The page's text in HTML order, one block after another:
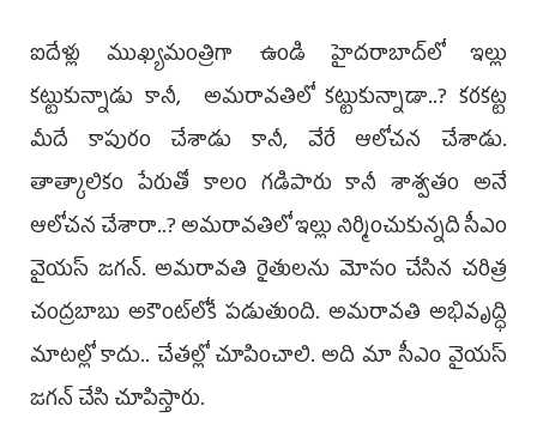
ఐదేళ్లు ముఖ్యమంత్రిగా ఉండి హైదరాబాద్‌లో ఇల్లు
కట్టుకున్నాడు కానీ, అమరావతిలో కట్టుకున్నాడా..? కరకట్ట
మీదే కాపురం చేశాడు కానీ, వేరే ఆలోచన చేశాడు.
తాత్కాలికం పేరుతో కాలం గడిపారు కానీ శాశ్వతం అనే
ఆలోచన చేశారా..? అమరావతిలో ఇల్లు నిర్మించుకున్నది సీఎం
వైయస్‌ జగన్‌. అమరావతి రైతులను మోసం చేసిన చరిత్ర
చంద్రబాబు అకౌంట్‌లోకే పడుతుంది. అమరావతి అభివృద్ధి
మాటల్లో కాదు.. చేతల్లో చూపించాలి. అది మా సీఎం వైయస్‌
జగన్‌ చేసి చూపిస్తారు.